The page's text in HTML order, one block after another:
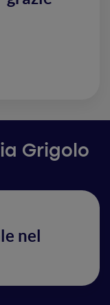
Grigolo
nel